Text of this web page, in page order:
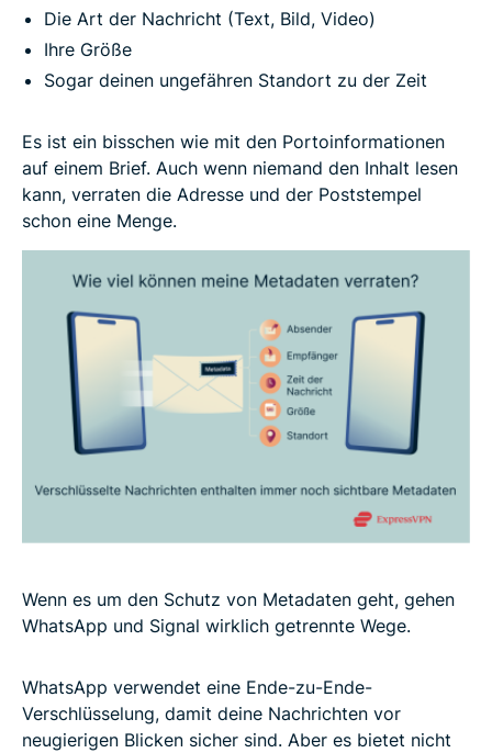
Die Art der Nachricht (Text, Bild, Video)
Ihre Größe
Sogar deinen ungefähren Standort zu der Zeit
Es ist ein bisschen wie mit den Portoinformationen
auf einem Brief. Auch wenn niemand den Inhalt lesen
kann, verraten die Adresse und der Poststempel
schon eine Menge.
Wenn es um den Schutz von Metadaten geht, gehen
WhatsApp und Signal wirklich getrennte Wege.
WhatsApp verwendet eine Ende-zu-Ende-
Verschlüsselung, damit deine Nachrichten vor
neugierigen Blicken sicher sind. Aber es bietet nicht